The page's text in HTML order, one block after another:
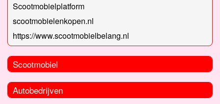
Scootmobielplatform
scootmobielenkopen.nl
https://www.scootmobielbelang.nl
Scootmobiel
Autobedrijven